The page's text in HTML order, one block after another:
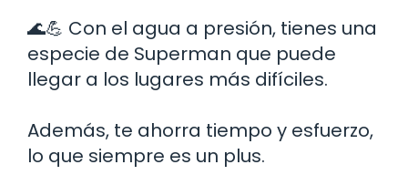
🌊💪 Con el agua a presión, tienes una
especie de Superman que puede
llegar a los lugares más difíciles.
Además, te ahorra tiempo y esfuerzo,
lo que siempre es un plus.